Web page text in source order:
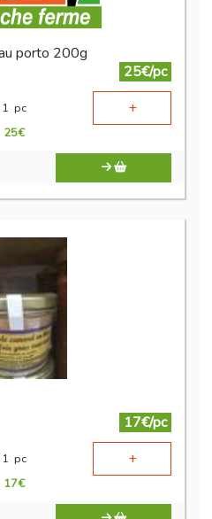
porto 200g
25€/pc
1 pc +
25€
17€/pc
1 pc +
17€